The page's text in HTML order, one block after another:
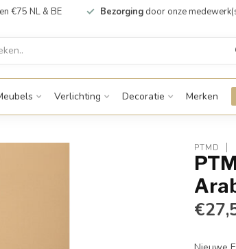
€75 NL & BE Bezorging door onze
Verlichting Decoratie Merken
PTMD